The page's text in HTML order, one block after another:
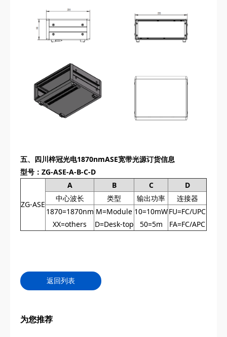
五、 四川梓冠光电1870nmASE宽带光源订货信息
型号：ZG-ASE‌‌-A-B-C-D
ZG-ASE‌‌
A B C
D
中心波长
类型 输出功率
连接器
1870=1870nm
XX=others
M=Module
D=Desk-top
10=10mW
50=5m
FU=FC/UPC
FA=FC/APC
返回列表
为您推荐